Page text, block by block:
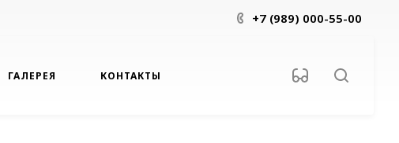
+7 (989) 000-55-00
ГАЛЕРЕЯ КОНТАКТЫ